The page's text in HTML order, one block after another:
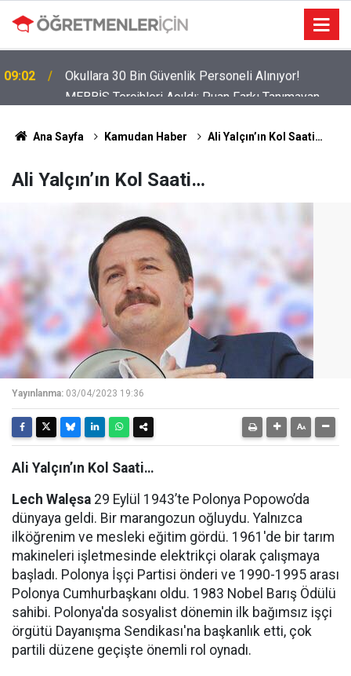
19:01
MEBBİS Tercihleri Açıldı: Puan Farkı Tanımayan
Öncelik Hangi Alanın Oldu?
Ana Sayfa Kamudan Haber Ali Yalçın’ın Kol Saati…
Ali Yalçın’ın Kol Saati…
Yayınlanma: 03/04/2023 19:36
Ali Yalçın’ın Kol Saati…
Lech Walęsa 29 Eylül 1943’te Polonya Popowo’da
dünyaya geldi. Bir marangozun oğluydu. Yalnızca
ilköğrenim ve mesleki eğitim gördü. 1961'de bir tarım
makineleri işletmesinde elektrikçi olarak çalışmaya
başladı. Polonya İşçi Partisi önderi ve 1990-1995 arası
Polonya Cumhurbaşkanı oldu. 1983 Nobel Barış Ödülü
sahibi. Polonya'da sosyalist dönemin ilk bağımsız işçi
örgütü Dayanışma Sendikası'na başkanlık etti, çok
partili düzene geçişte önemli rol oynadı.